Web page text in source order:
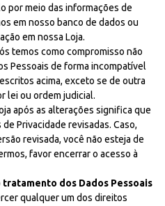
por meio das informações de
em nosso banco de dados ou
em nossa Loja.
temos como compromisso não
Pessoais de forma incompatível
acima, exceto se de outra
lei ou ordem judicial.
após as alterações significa que
Privacidade revisadas. Caso,
revisada, você não esteja de
favor encerrar o acesso à
dos Dados Pessoais
qualquer um dos direitos